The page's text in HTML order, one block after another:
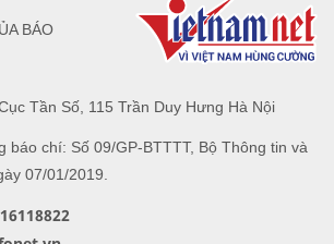
Tần Số, 115 Trần Duy Hưng Hà Nội
báo chí: Số 09/GP-BTTTT, Bộ Thông tin và
07/01/2019.
BÁO